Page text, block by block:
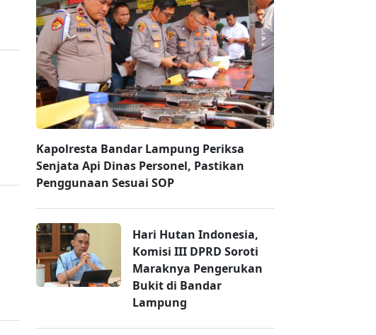
Kapolresta Bandar Lampung Periksa
Senjata Api Dinas Personel, Pastikan
Penggunaan Sesuai SOP
Hari Hutan Indonesia,
Komisi III DPRD Soroti
Maraknya Pengerukan
Bukit di Bandar
Lampung